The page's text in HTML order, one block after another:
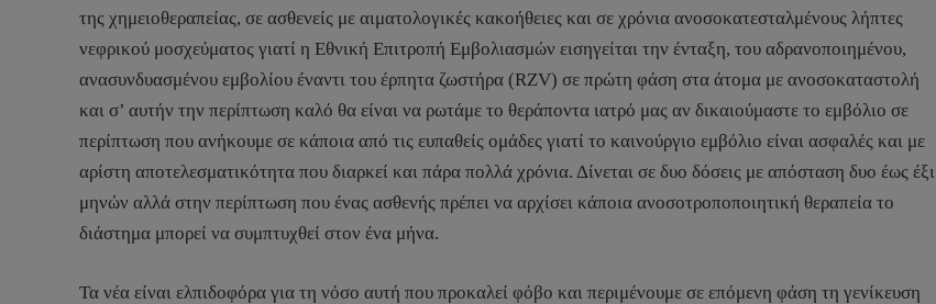
της χημειοθεραπείας, σε ασθενείς με αιματολογικές κακοήθειες και σε χρόνια ανοσοκατεσταλμένους λήπτες
νεφρικού μοσχεύματος γιατί η Εθνική Επιτροπή Εμβολιασμών εισηγείται την ένταξη, του αδρανοποιημένου,
ανασυνδυασμένου εμβολίου έναντι του έρπητα ζωστήρα (RZV) σε πρώτη φάση στα άτομα με ανοσοκαταστολή
και σ’ αυτήν την περίπτωση καλό θα είναι να ρωτάμε το θεράποντα ιατρό μας αν δικαιούμαστε το εμβόλιο σε
περίπτωση που ανήκουμε σε κάποια από τις ευπαθείς ομάδες γιατί το καινούργιο εμβόλιο είναι ασφαλές και με
αρίστη αποτελεσματικότητα που διαρκεί και πάρα πολλά χρόνια. Δίνεται σε δυο δόσεις με απόσταση δυο έως έξι
μηνών αλλά στην περίπτωση που ένας ασθενής πρέπει να αρχίσει κάποια ανοσοτροποποιητική θεραπεία το
διάστημα μπορεί να συμπτυχθεί στον ένα μήνα.
Τα νέα είναι ελπιδοφόρα για τη νόσο αυτή που προκαλεί φόβο και περιμένουμε σε επόμενη φάση τη γενίκευση